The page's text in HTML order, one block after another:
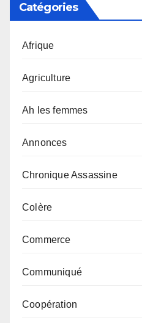
Catégories
Afrique
Agriculture
Ah les femmes
Annonces
Chronique Assassine
Colère
Commerce
Communiqué
Coopération